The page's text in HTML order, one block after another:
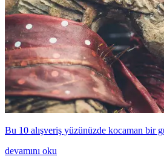
Bu 10 alışveriş yüzünüzde kocaman bir
devamını oku